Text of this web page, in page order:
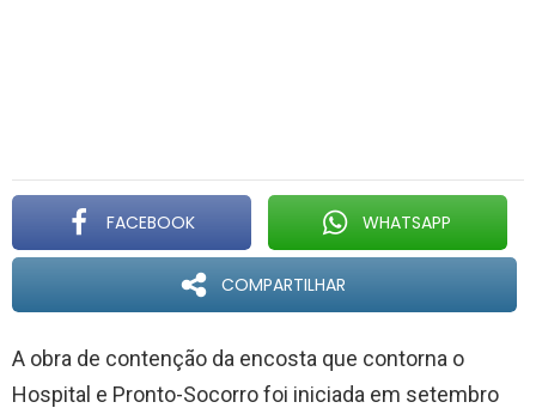
FACEBOOK WHATSAPP
COMPARTILHAR
A obra de contenção da encosta que contorna o
Hospital e Pronto-Socorro foi iniciada em setembro